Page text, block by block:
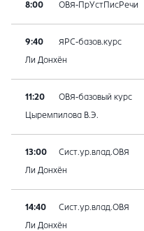
8:00 ОВЯ-ПрУстПисРечи
9:40 ЯРС-базов.курс
Ли Донхён
11:20 ОВЯ-базовый курс
Цыремпилова В.Э.
13:00 Сист.ур.влад.ОВЯ
Ли Донхён
14:40 Сист.ур.влад.ОВЯ
Ли Донхён